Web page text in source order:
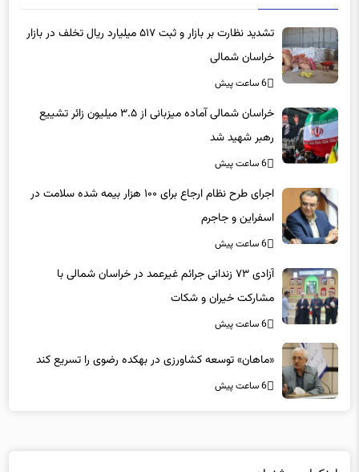
تشدید نظارت بر بازار و ثبت ۵۱۷ میلیارد ریال تخلف در بازار
خراسان شمالی
6 ساعت پیش
خراسان شمالی آماده میزبانی از ۳.۵ میلیون زائر تشییع
رهبر شهید شد
6 ساعت پیش
اجرای طرح نظام ارجاع برای ۱۰۰ هزار بیمه شده سلامت در
اسفراین و جاجرم
6 ساعت پیش
آزادی ۷۳ زندانی جرائم غیرعمد در خراسان شمالی با
مشارکت خیران و شکات
6 ساعت پیش
«ماهان» توسعه کشاورزی در بهکده رضوی را تسریع کند
6 ساعت پیش